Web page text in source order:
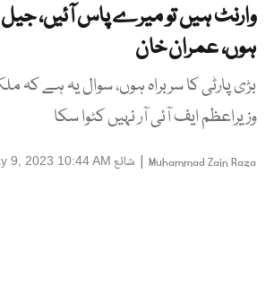
وارنٹ ہیں تو میرے پاس آئیں، جیل
ہوں، عمران خان
بڑی پارٹی کا سربراہ ہوں، سوال یہ ہے کہ
وزیراعظم ایف آئی آر نہیں کٹوا سکا
Muhammad Zain Raza
| شائع 9, 2023 10:44 AM